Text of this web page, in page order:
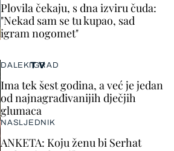
Plovila čekaju, s dna izviru čuda:
"Nekad sam se tu kupao, sad
igram nogomet"
TV
DALEKI GRAD
Ima tek šest godina, a već je jedan
od najnagrađivanijih dječjih
glumaca
NASLJEDNIK
ANKETA: Koju ženu bi Serhat